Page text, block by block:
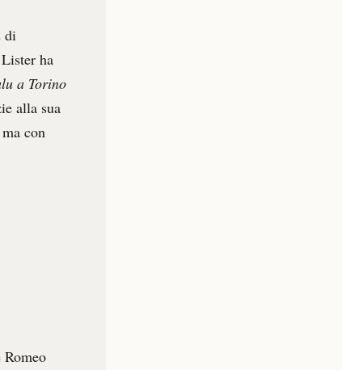
di
ha
a Torino
alla sua
con